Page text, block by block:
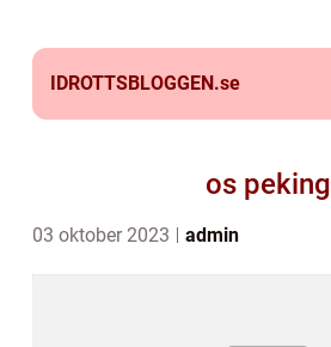
IDROTTSBLOGGEN.se
os peking
03 oktober 2023 admin